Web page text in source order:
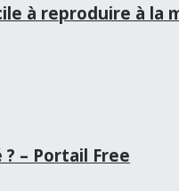
à reproduire à la
– Portail Free